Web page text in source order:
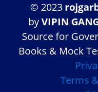
© 2023
byVIPIN
Source for
Books & Mock
Terms